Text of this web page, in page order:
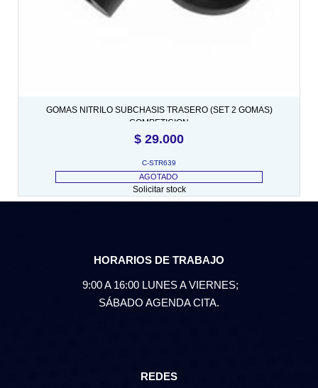
GOMAS NITRILO SUBCHASIS TRASERO (SET 2 GOMAS)
COMPETICION
$ 29.000
C-STR639
AGOTADO
Solicitar stock
HORARIOS DE TRABAJO
9:00 A 16:00 LUNES A VIERNES;
SÁBADO AGENDA CITA.
REDES